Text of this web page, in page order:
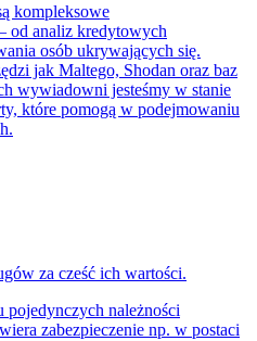
kompleksowe
od analiz kredytowych
osób ukrywających się.
jak Maltego, Shodan oraz baz
wywiadowni jesteśmy w stanie
które pomogą w podejmowaniu
za cześć ich wartości.
należności
zabezpieczenie np. w postaci